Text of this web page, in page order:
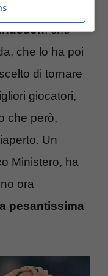
molestata
, che
che lo ha poi
di tornare
giocatori,
che però,
Un
Ministero, ha
ora
pesantissima